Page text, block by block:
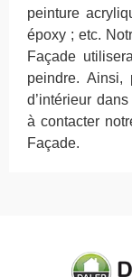
peinture
époxy ; etc.
Façade
peindre. Ainsi,
d’intérieur
à contacter
Façade.